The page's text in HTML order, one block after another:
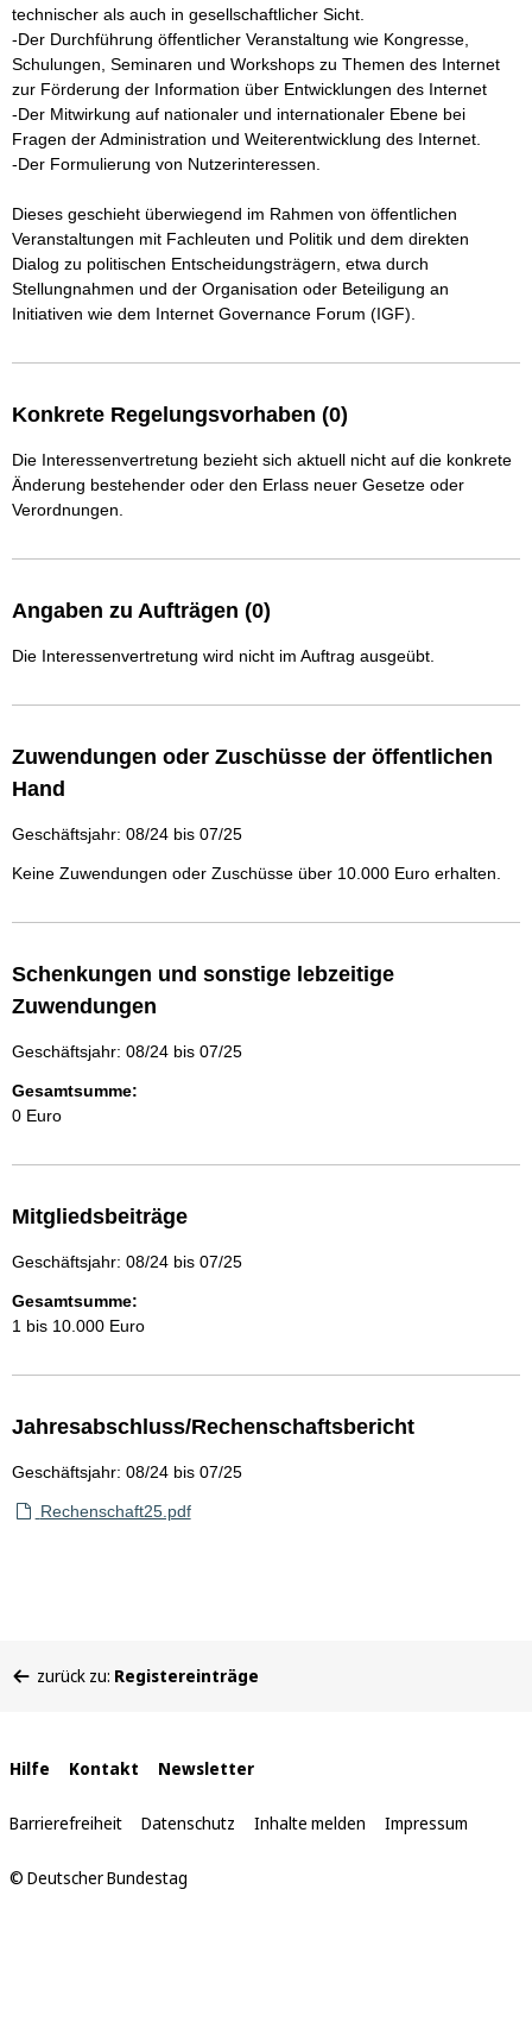
technischer als auch in gesellschaftlicher Sicht.
-Der Durchführung öffentlicher Veranstaltung wie Kongresse,
Schulungen, Seminaren und Workshops zu Themen des Internet
zur Förderung der Information über Entwicklungen des Internet
-Der Mitwirkung auf nationaler und internationaler Ebene bei
Fragen der Administration und Weiterentwicklung des Internet.
-Der Formulierung von Nutzerinteressen.
Dieses geschieht überwiegend im Rahmen von öffentlichen
Veranstaltungen mit Fachleuten und Politik und dem direkten
Dialog zu politischen Entscheidungsträgern, etwa durch
Stellungnahmen und der Organisation oder Beteiligung an
Initiativen wie dem Internet Governance Forum (IGF).
Konkrete Regelungsvorhaben (0)
Die Interessenvertretung bezieht sich aktuell nicht auf die konkrete
Änderung bestehender oder den Erlass neuer Gesetze oder
Verordnungen.
Angaben zu Aufträgen (0)
Die Interessenvertretung wird nicht im Auftrag ausgeübt.
Zuwendungen oder Zuschüsse der öffentlichen
Hand
Geschäftsjahr: 08/24 bis 07/25
Keine Zuwendungen oder Zuschüsse über 10.000 Euro erhalten.
Schenkungen und sonstige lebzeitige
Zuwendungen
Geschäftsjahr: 08/24 bis 07/25
Gesamtsumme:
0 Euro
Mitgliedsbeiträge
Geschäftsjahr: 08/24 bis 07/25
Gesamtsumme:
1 bis 10.000 Euro
Jahresabschluss/Rechenschaftsbericht
Geschäftsjahr: 08/24 bis 07/25
Rechenschaft25.pdf
befinden
zurück zu: Registereinträge
Interne
Links
Hilfe Kontakt Newsletter
Barrierefreiheit Datenschutz Inhalte melden Impressum
© Deutscher Bundestag